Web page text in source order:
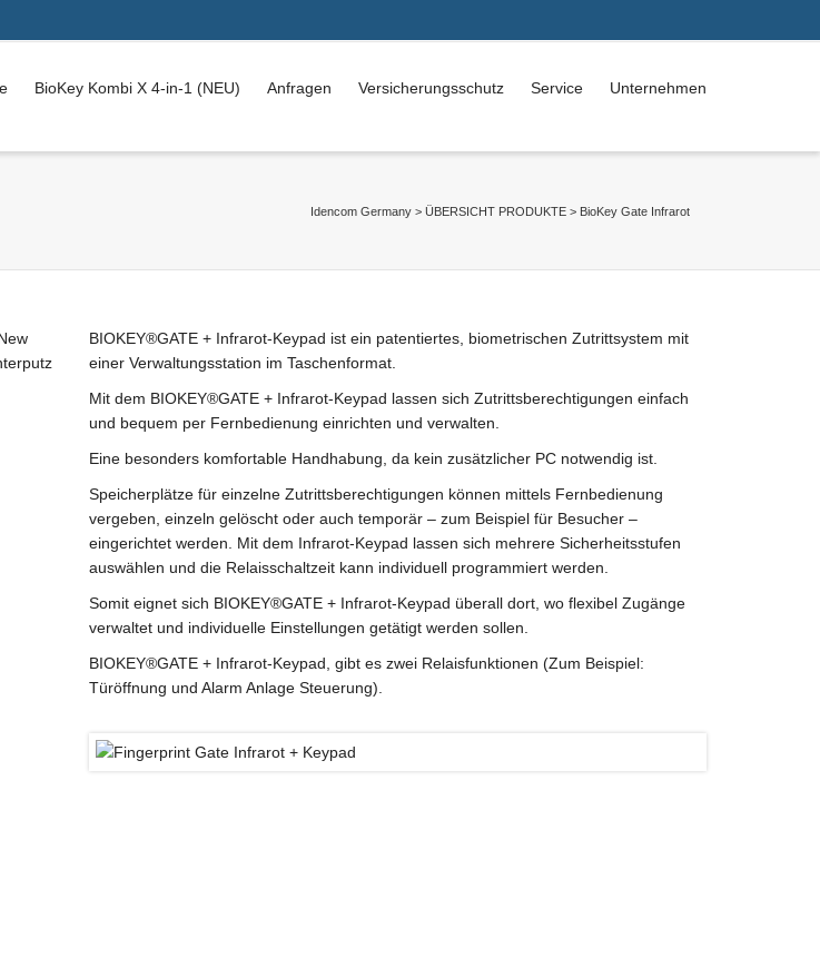
BioKey Kombi X 4-in-1 (NEU) Anfragen Versicherungsschutz Service Unternehmen
Idencom Germany > ÜBERSICHT PRODUKTE > BioKey Gate Infrarot
BIOKEY®GATE + Infrarot-Keypad ist ein patentiertes, biometrischen Zutrittsystem mit
einer Verwaltungsstation im Taschenformat.
Mit dem BIOKEY®GATE + Infrarot-Keypad lassen sich Zutrittsberechtigungen einfach
und bequem per Fernbedienung einrichten und verwalten.
Eine besonders komfortable Handhabung, da kein zusätzlicher PC notwendig ist.
Speicherplätze für einzelne Zutrittsberechtigungen können mittels Fernbedienung
vergeben, einzeln gelöscht oder auch temporär – zum Beispiel für Besucher –
eingerichtet werden. Mit dem Infrarot-Keypad lassen sich mehrere Sicherheitsstufen
auswählen und die Relaisschaltzeit kann individuell programmiert werden.
Somit eignet sich BIOKEY®GATE + Infrarot-Keypad überall dort, wo flexibel Zugänge
verwaltet und individuelle Einstellungen getätigt werden sollen.
BIOKEY®GATE + Infrarot-Keypad, gibt es zwei Relaisfunktionen (Zum Beispiel:
Türöffnung und Alarm Anlage Steuerung).